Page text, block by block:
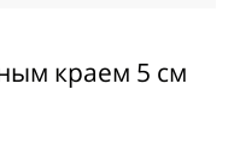
краем 5 см